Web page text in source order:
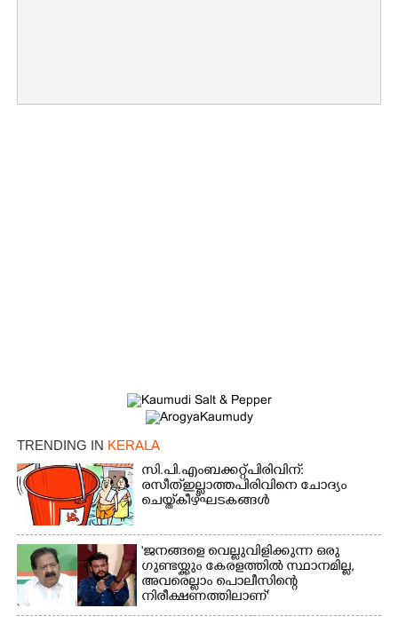
TRENDING IN KERALA
സി.പി.എം ബക്കറ്റ് പിരിവിന്:
രസീത് ഇല്ലാത്ത പിരിവിനെ ചോദ്യം
ചെയ്ത് കീഴ്ഘടകങ്ങൾ
'ജനങ്ങളെ വെല്ലുവിളിക്കുന്ന ഒരു
ഗുണ്ടയ്ക്കും കേരളത്തിൽ സ്ഥാനമില്ല,​
അവരെല്ലാം പൊലീസിന്റെ
നിരീക്ഷണത്തിലാണ്'